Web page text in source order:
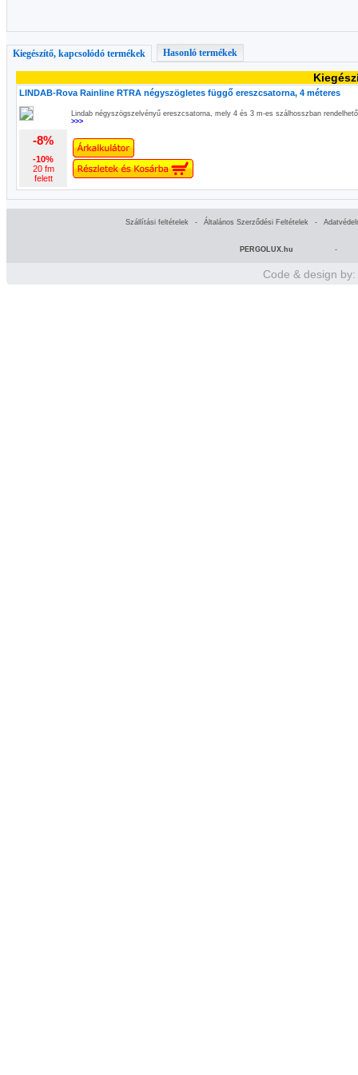
Kiegészítő, kapcsolódó termékek Hasonló termékek
LINDAB-Rova Rainline RTRA négyszögletes függő ereszcsatorna, 4 méteres
Lindab négyszögszelvényű ereszcsatorna, mely 4 és 3 m-es szálhosszban
>>>
-8%
-10%
20 fm
felett
Szállítási feltételek - Általános Szerződési Feltételek -
PERGOLUX.hu -
Code & design by: